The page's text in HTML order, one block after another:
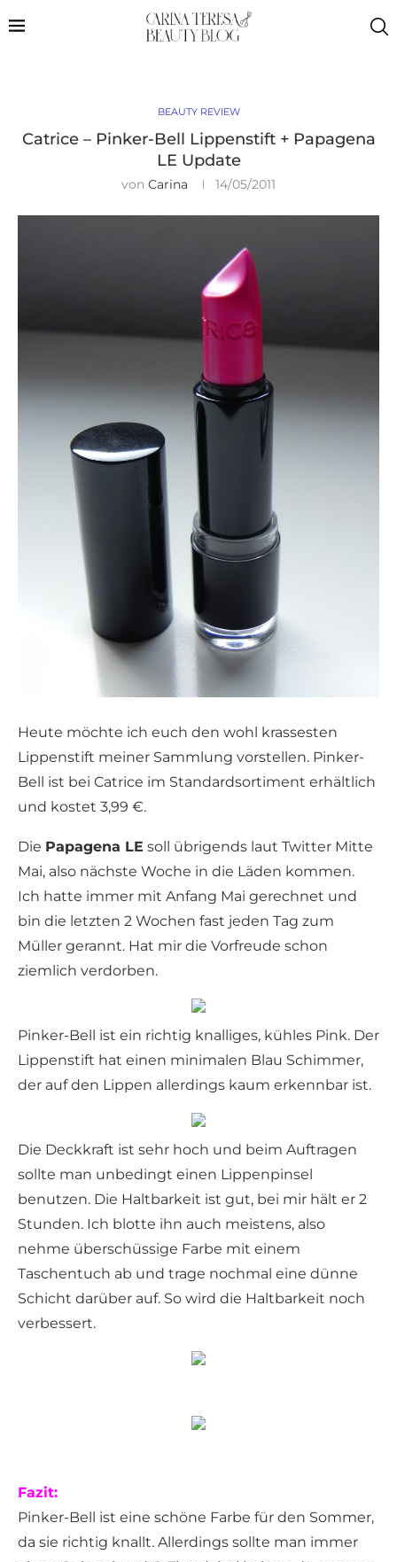
BEAUTY REVIEW
Catrice – Pinker-Bell Lippenstift + Papagena
LE Update
von Carina 14/05/2011
Heute möchte ich euch den wohl krassesten
Lippenstift meiner Sammlung vorstellen. Pinker-
Bell ist bei Catrice im Standardsortiment erhältlich
und kostet 3,99 €.
Die Papagena LE soll übrigends laut Twitter Mitte
Mai, also nächste Woche in die Läden kommen.
Ich hatte immer mit Anfang Mai gerechnet und
bin die letzten 2 Wochen fast jeden Tag zum
Müller gerannt. Hat mir die Vorfreude schon
ziemlich verdorben.
Pinker-Bell ist ein richtig knalliges, kühles Pink. Der
Lippenstift hat einen minimalen Blau Schimmer,
der auf den Lippen allerdings kaum erkennbar ist.
Die Deckkraft ist sehr hoch und beim Auftragen
sollte man unbedingt einen Lippenpinsel
benutzen. Die Haltbarkeit ist gut, bei mir hält er 2
Stunden. Ich blotte ihn auch meistens, also
nehme überschüssige Farbe mit einem
Taschentuch ab und trage nochmal eine dünne
Schicht darüber auf. So wird die Haltbarkeit noch
verbessert.
Fazit:
Pinker-Bell ist eine schöne Farbe für den Sommer,
da sie richtig knallt. Allerdings sollte man immer